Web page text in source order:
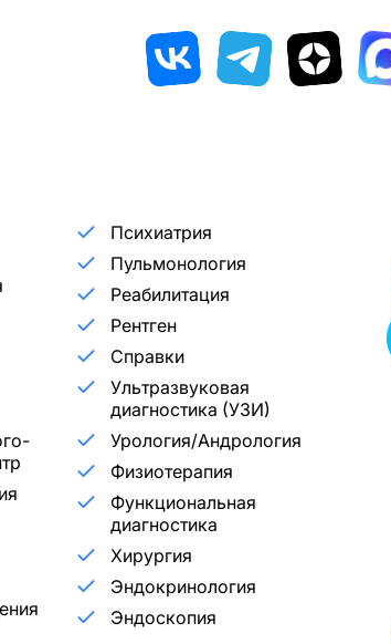
Психиатрия
Пульмонология
Реабилитация
Рентген
Справки
Ультразвуковая
диагностика (УЗИ)
Урология/Андрология
Физиотерапия
Функциональная
диагностика
Хирургия
Эндокринология
Эндоскопия